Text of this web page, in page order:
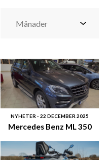
NYHETER - 22 DECEMBER 2025
Mercedes Benz ML 350